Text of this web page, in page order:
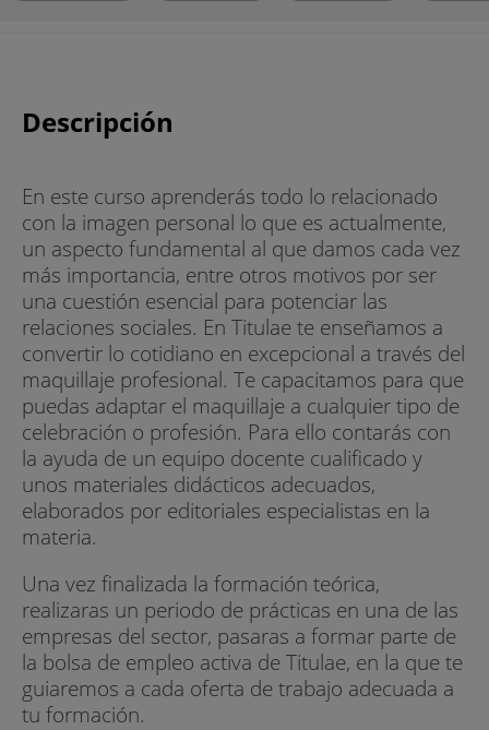
Descripción
En este curso aprenderás todo lo relacionado
con la imagen personal lo que es actualmente,
un aspecto fundamental al que damos cada vez
más importancia, entre otros motivos por ser
una cuestión esencial para potenciar las
relaciones sociales. En Titulae te enseñamos a
convertir lo cotidiano en excepcional a través del
maquillaje profesional. Te capacitamos para que
puedas adaptar el maquillaje a cualquier tipo de
celebración o profesión. Para ello contarás con
la ayuda de un equipo docente cualificado y
unos materiales didácticos adecuados,
elaborados por editoriales especialistas en la
materia.
Una vez finalizada la formación teórica,
realizaras un periodo de prácticas en una de las
empresas del sector, pasaras a formar parte de
la bolsa de empleo activa de Titulae, en la que te
guiaremos a cada oferta de trabajo adecuada a
tu formación.